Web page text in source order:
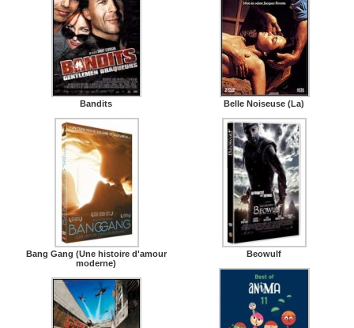
Bandits
Bang Gang (Une histoire d'amour
moderne)
Belle Noiseuse (La)
Beowulf